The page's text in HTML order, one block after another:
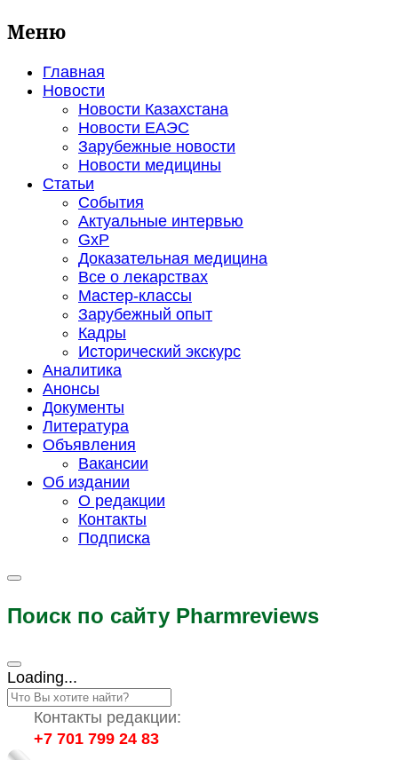
Меню
Главная
Новости
Новости Казахстана
Новости ЕАЭС
Зарубежные новости
Новости медицины
Статьи
События
Актуальные интервью
GxP
Доказательная медицина
Все о лекарствах
Мастер-классы
Зарубежный опыт
Кадры
Исторический экскурс
Аналитика
Анонсы
Документы
Литература
Объявления
Вакансии
Об издании
О редакции
Контакты
Подписка
Поиск по сайту Pharmreviews
Loading...
Контакты редакции:
+7 701 799 24 83